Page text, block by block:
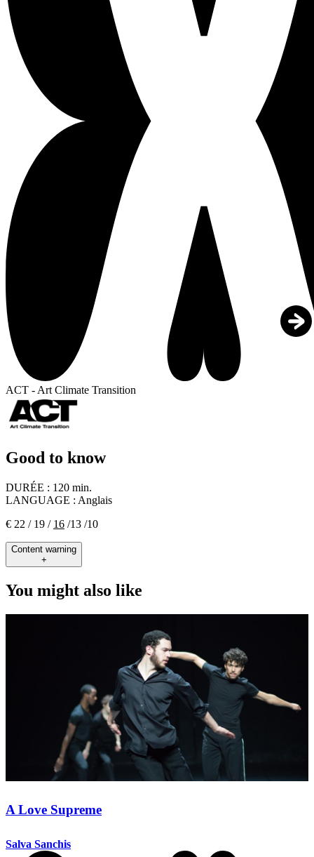
ACT - Art Climate Transition
Good to know
DURÉE : 120 min.
LANGUAGE : Anglais
€ 22 / 19 / 16 /13 /10
Content warning
+
You might also like
A Love Supreme
Salva Sanchis